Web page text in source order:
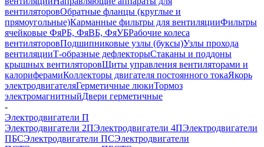
вентиляторовОбратные фланцы (круглые и
прямоугольные)Карманные фильтры для вентиляцииФильтры
ячейковые ФяРБ, ФяВБ, ФяУБРабочие колеса
вентиляторовПодшипниковые узлы (буксы)Узлы прохода
вентиляцииТ-образные дефлекторыСтаканы и поддоны
крышных вентиляторовЩиты управления вентиляторами и
калориферамиКоллекторы двигателя постоянного токаЯкорь
электродвигателяГерметичные люкиТормоз
электромагнитныйДвери герметичные
-
Электродвигатели П
Электродвигатели 2ПЭлектродвигатели 4ПЭлектродвигатели
ПБСЭлектродвигатели ПСЭлектродвигатели